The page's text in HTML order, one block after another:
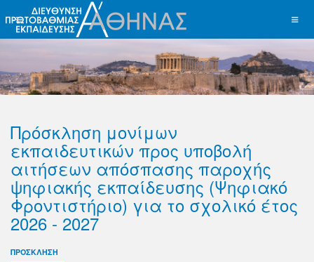
Πρόσκληση μονίμων
εκπαιδευτικών προς υποβολή
αιτήσεων απόσπασης παροχής
ψηφιακής εκπαίδευσης (Ψηφιακό
Φροντιστήριο) για το σχολικό έτος
2026 - 2027
ΠΡΟΣΚΛΗΣΗ